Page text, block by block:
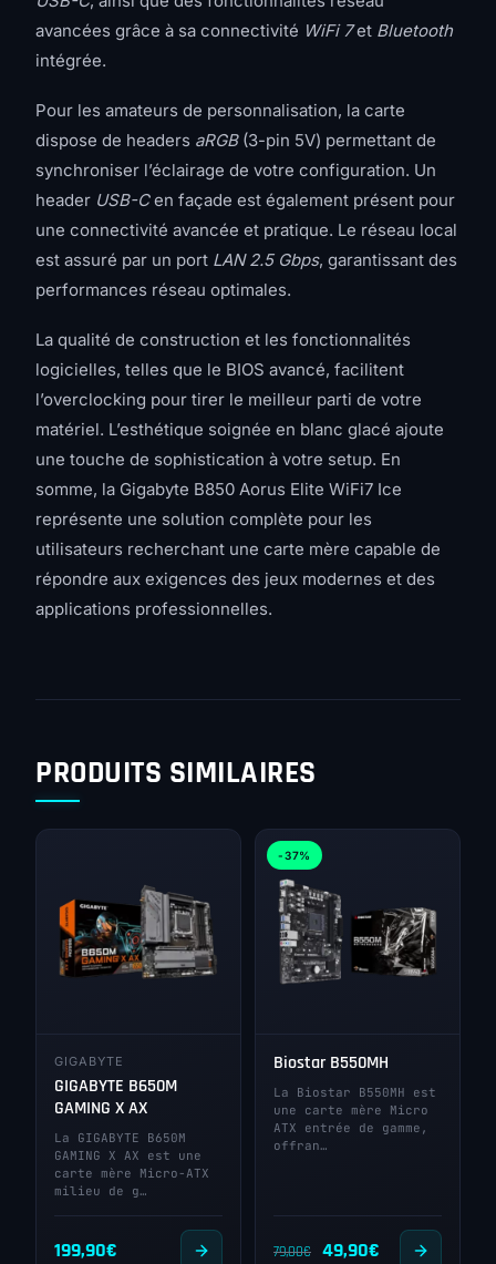
avancées grâce à sa connectivité WiFi 7et Bluetooth
intégrée.
Pour les amateurs de personnalisation, la carte
dispose de headers aRGB(3-pin 5V) permettant de
synchroniser l’éclairage de votre configuration. Un
header USB-Cen façade est également présent pour
une connectivité avancée et pratique. Le réseau local
est assuré par un port LAN 2.5 Gbps, garantissant des
performances réseau optimales.
La qualité de construction et les fonctionnalités
logicielles, telles que le BIOS avancé, facilitent
l’overclocking pour tirer le meilleur parti de votre
matériel. L’esthétique soignée en blanc glacé ajoute
une touche de sophistication à votre setup. En
somme, la Gigabyte B850 Aorus Elite WiFi7 Ice
représente une solution complète pour les
utilisateurs recherchant une carte mère capable de
répondre aux exigences des jeux modernes et des
applications professionnelles.
PRODUITS SIMILAIRES
GIGABYTE
GIGABYTE B650M
GAMING X AX
La GIGABYTE B650M
GAMING X AX est une
carte mère Micro-ATX
milieu de g…
199,90€
-37%
Biostar B550MH
La Biostar B550MH est
une carte mère Micro
ATX entrée de gamme,
offran…
79,00€
Le
49,90€